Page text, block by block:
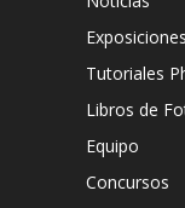
Exposiciones
Tutoriales
Libros de
Equipo
Concursos